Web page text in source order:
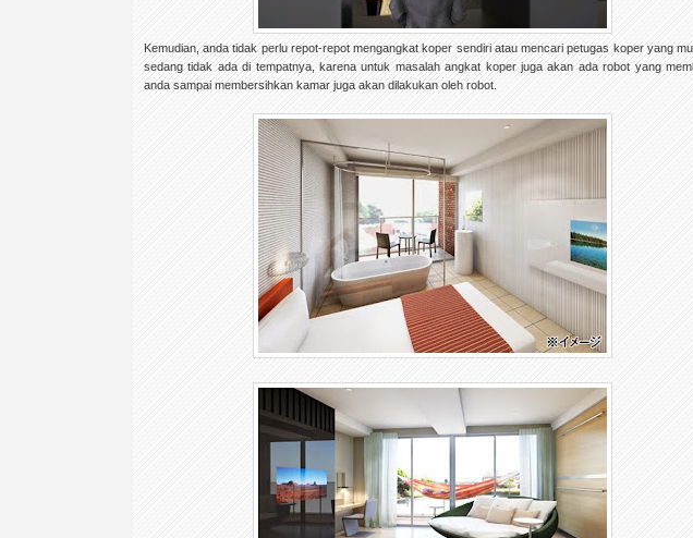
Kemudian, anda tidak perlu repot-repot mengangkat koper sendiri atau mencari petugas koper yang
sedang tidak ada di tempatnya, karena untuk masalah angkat koper juga akan ada robot yang
anda sampai membersihkan kamar juga akan dilakukan oleh robot.